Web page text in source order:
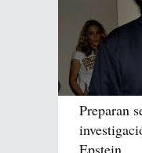
Preparan